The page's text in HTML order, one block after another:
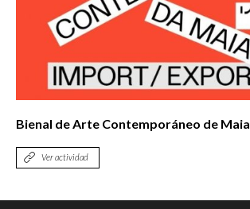
Bienal de Arte Contemporáneo de Maia
Ver actividad